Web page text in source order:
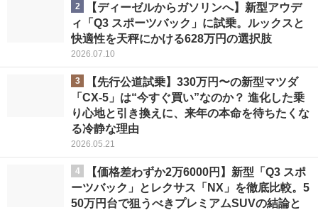
2
【ディーゼルからガソリンへ】新型アウデ
ィ「Q3 スポーツバック」に試乗。ルックスと
快適性を天秤にかける628万円の選択肢
2026.07.10
3
【先行公道試乗】330万円〜の新型マツダ
「CX-5」は“今すぐ買い”なのか？ 進化した乗
り心地と引き換えに、来年の本命を待ちたくな
る冷静な理由
2026.05.21
4
【価格差わずか2万6000円】新型「Q3 スポ
ーツバック」とレクサス「NX」を徹底比較。5
50万円台で狙うべきプレミアムSUVの結論と